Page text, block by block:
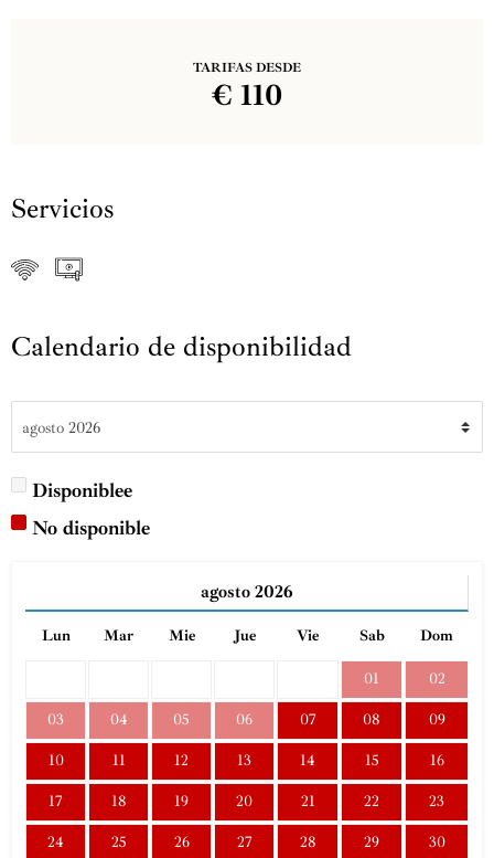
TARIFAS DESDE
€ 110
Servicios
Calendario de disponibilidad
Disponiblee
No disponible
agosto 2026
Lun Mar Mie Jue Vie Sab Dom
01 02
03 04 05 06 07 08 09
10 11 12 13 14 15 16
17 18 19 20 21 22 23
24 25 26 27 28 29 30